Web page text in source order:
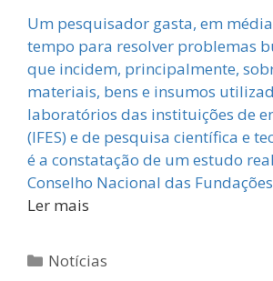
Um pesquisador gasta, em
tempo para resolver problemas
que incidem, principalmente,
materiais, bens e insumos
laboratórios das instituições de
(IFES) e de pesquisa científica e
é a constatação de um estudo
Conselho Nacional das
Ler mais
Categorias
Notícias